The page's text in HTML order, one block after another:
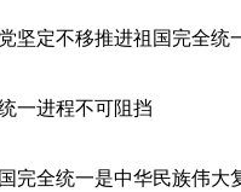
定不移推进祖国完全统
进程不可阻挡
全统一是中华民族伟大